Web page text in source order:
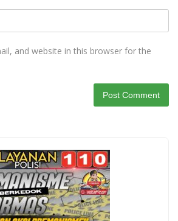
and website in this browser for the